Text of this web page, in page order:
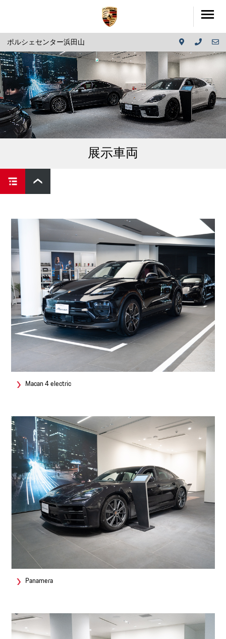
ポルシェセンター浜田山
展示車両
Macan 4 electric
Panamera